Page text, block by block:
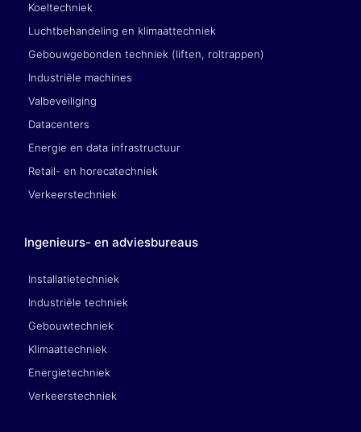
Koeltechniek
Luchtbehandeling en klimaattechniek
Gebouwgebonden techniek (liften, roltrappen)
Industriële machines
Valbeveiliging
Datacenters
Energie en data infrastructuur
Retail- en horecatechniek
Verkeerstechniek
Ingenieurs- en adviesbureaus
Installatietechniek
Industriële techniek
Gebouwtechniek
Klimaattechniek
Energietechniek
Verkeerstechniek